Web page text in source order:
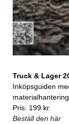
Truck & Lager
Inköpsguiden
materialhantering.
Pris: 199 kr.
Beställ den här